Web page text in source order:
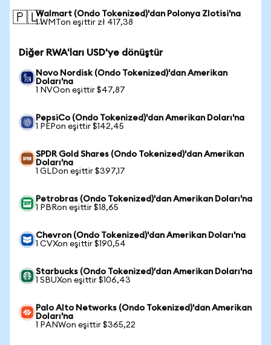
🇵🇱Walmart (Ondo Tokenized)'dan Polonya Zlotisi'na
1 WMTon eşittir zł 417,38
Diğer RWA'ları USD'ye dönüştür
Novo Nordisk (Ondo Tokenized)'dan Amerikan
Doları'na
1 NVOon eşittir $47,87
PepsiCo (Ondo Tokenized)'dan Amerikan Doları'na
1 PEPon eşittir $142,45
SPDR Gold Shares (Ondo Tokenized)'dan Amerikan
Doları'na
1 GLDon eşittir $397,17
Petrobras (Ondo Tokenized)'dan Amerikan Doları'na
1 PBRon eşittir $18,65
Chevron (Ondo Tokenized)'dan Amerikan Doları'na
1 CVXon eşittir $190,54
Starbucks (Ondo Tokenized)'dan Amerikan Doları'na
1 SBUXon eşittir $106,43
Palo Alto Networks (Ondo Tokenized)'dan Amerikan
Doları'na
1 PANWon eşittir $365,22